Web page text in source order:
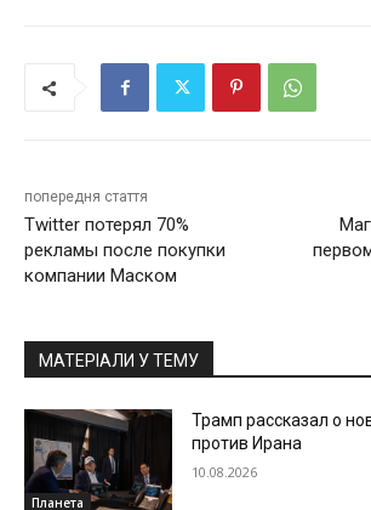
попередня стаття
Twitter потерял 70%
рекламы после покупки
компании Маском
МАТЕРІАЛИ У ТЕМУ
Планета
Трамп рассказал о
против Ирана
10.08.2026